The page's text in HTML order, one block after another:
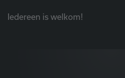
Iedereen is welkom!